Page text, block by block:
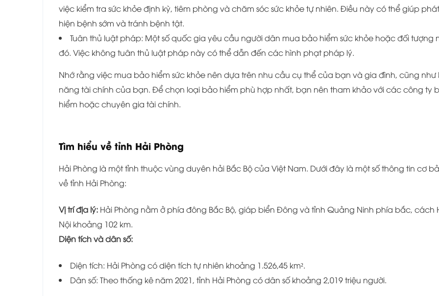
việc kiểm tra sức khỏe định kỳ, tiêm phòng và chăm sóc sức khỏe tự nhiên. Điều này có thể giúp phát
hiện bệnh sớm và tránh bệnh tật.
Tuân thủ luật pháp: Một số quốc gia yêu cầu người dân mua bảo hiểm sức khỏe hoặc đối tượng
đó. Việc không tuân thủ luật pháp này có thể dẫn đến các hình phạt pháp lý.
Nhớ rằng việc mua bảo hiểm sức khỏe nên dựa trên nhu cầu cụ thể của bạn và gia đình, cũng như
năng tài chính của bạn. Để chọn loại bảo hiểm phù hợp nhất, bạn nên tham khảo với các công ty
hiểm hoặc chuyên gia tài chính.
Tìm hiểu về tỉnh Hải Phòng
Hải Phòng là một tỉnh thuộc vùng duyên hải Bắc Bộ của Việt Nam. Dưới đây là một số thông tin cơ
về tỉnh Hải Phòng:
Vị trí địa lý: Hải Phòng nằm ở phía đông Bắc Bộ, giáp biển Đông và tỉnh Quảng Ninh phía bắc, cách
Nội khoảng 102 km.
Diện tích và dân số:
Diện tích: Hải Phòng có diện tích tự nhiên khoảng 1.526,45 km².
Dân số: Theo thống kê năm 2021, tỉnh Hải Phòng có dân số khoảng 2,019 triệu người.